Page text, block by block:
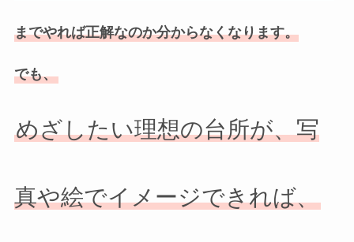
までやれば正解なのか分からなくなります。
でも、
めざしたい理想の台所が、写
真や絵でイメージできれば、